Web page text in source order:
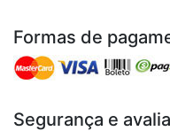
Formas de
Segurança e